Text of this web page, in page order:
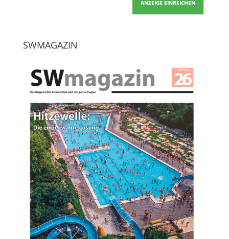
ANZEIGE EINREICHEN
SWMAGAZIN